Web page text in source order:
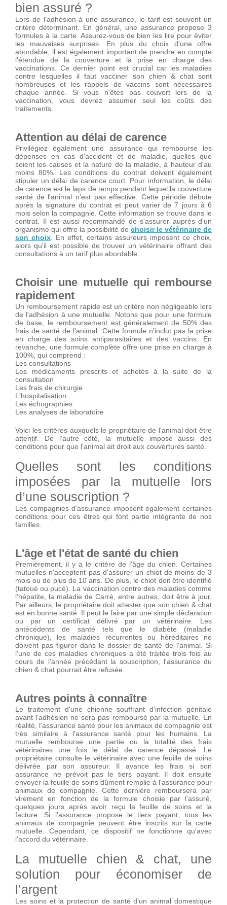
bien assuré ?
Lors de l'adhésion à une assurance, le tarif est souvent un
critère déterminant. En général, une assurance propose 3
formules à la carte. Assurez-vous de bien les lire pour éviter
les mauvaises surprises. En plus du choix d'une offre
abordable, il est également important de prendre en compte
l'étendue de la couverture et la prise en charge des
vaccinations. Ce dernier point est crucial car les maladies
contre lesquelles il faut vacciner son chien & chat sont
nombreuses et les rappels de vaccins sont nécessaires
chaque année. Si vous n'êtes pas couvert lors de la
vaccination, vous devrez assumer seul les coûts des
traitements.
Attention au délai de carence
Privilégiez également une assurance qui rembourse les
dépenses en cas d'accident et de maladie, quelles que
soient les causes et la nature de la maladie, à hauteur d'au
moins 80%. Les conditions du contrat doivent également
stipuler un délai de carence court. Pour information, le délai
de carence est le laps de temps pendant lequel la couverture
santé de l'animal n'est pas effective. Cette période débute
après la signature du contrat et peut varier de 7 jours à 6
mois selon la compagnie. Cette information se trouve dans le
contrat. Il est aussi recommandé de s'assurer auprès d'un
organisme qui offre la possibilité de choisir le vétérinaire de
son choix . En effet, certains assureurs imposent ce choix,
alors qu'il est possible de trouver un vétérinaire offrant des
consultations à un tarif plus abordable.
Choisir une mutuelle qui rembourse
rapidement
Un remboursement rapide est un critère non négligeable lors
de l'adhésion à une mutuelle. Notons que pour une formule
de base, le remboursement est généralement de 50% des
frais de santé de l'animal. Cette formule n'inclut pas la prise
en charge des soins antiparasitaires et des vaccins. En
revanche, une formule complète offre une prise en charge à
100%, qui comprend :
Les consultations
Les médicaments prescrits et achetés à la suite de la
consultation
Les frais de chirurgie
L'hospitalisation
Les échographies
Les analyses de laboratoire
Voici les critères auxquels le propriétaire de l'animal doit être
attentif. De l'autre côté, la mutuelle impose aussi des
conditions pour que l'animal ait droit aux couvertures santé.
Quelles sont les conditions
imposées par la mutuelle lors
d’une souscription ?
Les compagnies d'assurance imposent également certaines
conditions pour ces êtres qui font partie intégrante de nos
familles.
L'âge et l'état de santé du chien
Premièrement, il y a le critère de l'âge du chien. Certaines
mutuelles n'acceptent pas d'assurer un chiot de moins de 3
mois ou de plus de 10 ans. De plus, le chiot doit être identifié
(tatoué ou pucé). La vaccination contre des maladies comme
l'hépatite, la maladie de Carré, entre autres, doit être à jour.
Par ailleurs, le propriétaire doit attester que son chien & chat
est en bonne santé. Il peut le faire par une simple déclaration
ou par un certificat délivré par un vétérinaire. Les
antécédents de santé tels que le diabète (maladie
chronique), les maladies récurrentes ou héréditaires ne
doivent pas figurer dans le dossier de santé de l'animal. Si
l'une de ces maladies chroniques a été traitée trois fois au
cours de l'année précédant la souscription, l'assurance du
chien & chat pourrait être refusée.
Autres points à connaître
Le traitement d'une chienne souffrant d'infection génitale
avant l'adhésion ne sera pas remboursé par la mutuelle. En
réalité, l'assurance santé pour les animaux de compagnie est
très similaire à l'assurance santé pour les humains. La
mutuelle rembourse une partie ou la totalité des frais
vétérinaires une fois le délai de carence dépassé. Le
propriétaire consulte le vétérinaire avec une feuille de soins
délivrée par son assureur. Il avance les frais si son
assurance ne prévoit pas le tiers payant. Il doit ensuite
envoyer la feuille de soins dûment remplie à l'assurance pour
animaux de compagnie. Cette dernière remboursera par
virement en fonction de la formule choisie par l'assuré,
quelques jours après avoir reçu la feuille de soins et la
facture. Si l'assurance propose le tiers payant, tous les
animaux de compagnie peuvent être inscrits sur la carte
mutuelle. Cependant, ce dispositif ne fonctionne qu'avec
l'accord du vétérinaire.
La mutuelle chien & chat, une
solution pour économiser de
l’argent
Les soins et la protection de santé d’un animal domestique